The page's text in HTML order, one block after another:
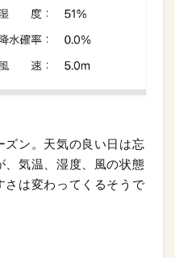
ン。天気の良い日は忘
、気温、湿度、風の状態
さは変わってくるそうで